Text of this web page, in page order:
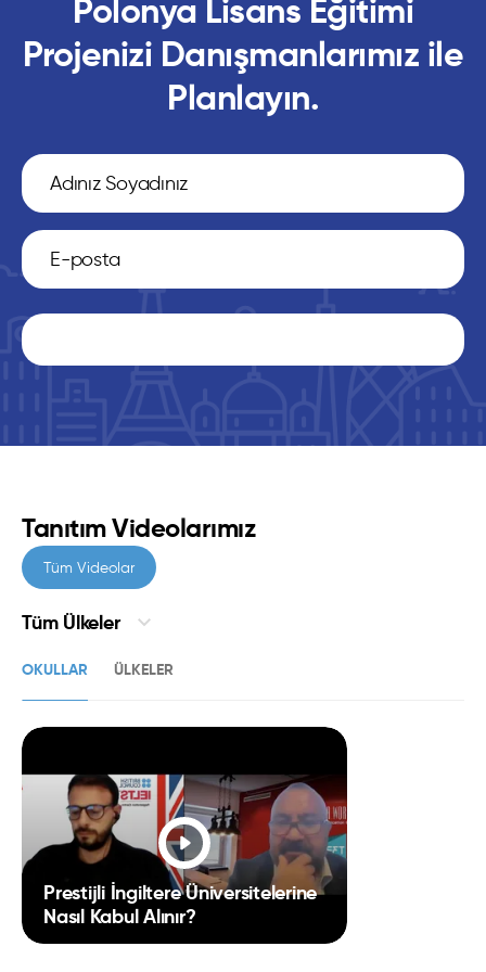
Polonya Lisans Eğitimi
Projenizi Danışmanlarımız ile
Planlayın.
Tanıtım Videolarımız
Tüm Videolar
Tüm Ülkeler
OKULLAR ÜLKELER
Prestijli İngiltere Üniversitelerine
Nasıl Kabul Alınır?
ALMANYA’DA ÇALIŞARAK
ÜNİVERSİTE EĞİTİMİ